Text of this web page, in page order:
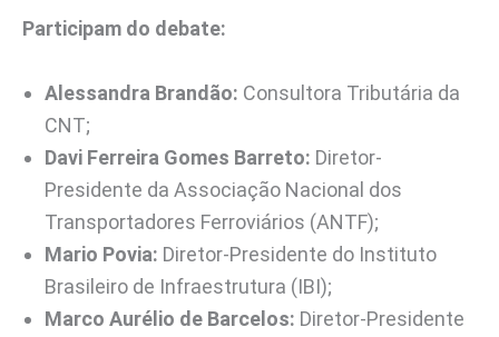
Participam do debate:
Alessandra Brandão: Consultora Tributária da
CNT;
Davi Ferreira Gomes Barreto: Diretor-
Presidente da Associação Nacional dos
Transportadores Ferroviários (ANTF);
Mario Povia: Diretor-Presidente do Instituto
Brasileiro de Infraestrutura (IBI);
Marco Aurélio de Barcelos: Diretor-Presidente